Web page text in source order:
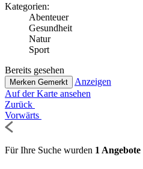
Kate­go­rien:
Abenteuer
Gesund­heit
Natur
Sport
Bereits gesehen
Merken Gemerkt
Anzeigen
Auf der Karte ansehen
Zurück
Vorwärts
Für Ihre Suche wurden 1 Angebote